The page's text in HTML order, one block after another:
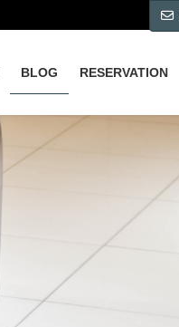
BLOG RESERVATION